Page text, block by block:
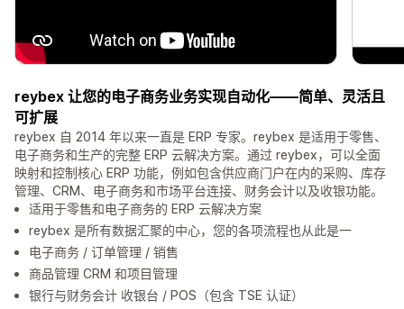
reybex 让您的电子商务业务实现自动化——简单、灵活且
可扩展
reybex 自 2014 年以来一直是 ERP 专家。reybex 是适用于零售、
电子商务和生产的完整 ERP 云解决方案。通过 reybex，可以全面
映射和控制核心 ERP 功能，例如包含供应商门户在内的采购、库存
管理、CRM、电子商务和市场平台连接、财务会计以及收银功能。
适用于零售和电子商务的 ERP 云解决方案
reybex 是所有数据汇聚的中心，您的各项流程也从此是一
电子商务 / 订单管理 / 销售
商品管理 CRM 和项目管理
银行与财务会计 收银台 / POS（包含 TSE 认证）